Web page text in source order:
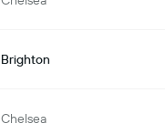
Brighton
Chelsea